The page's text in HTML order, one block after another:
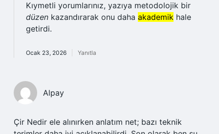
Kıymetli yorumlarınız, yazıya metodolojik bir
düzen kazandırarak onu daha akademik hale
getirdi.
Ocak 23, 2026 Yanıtla
Alpay
Çir Nedir ele alınırken anlatım net; bazı teknik